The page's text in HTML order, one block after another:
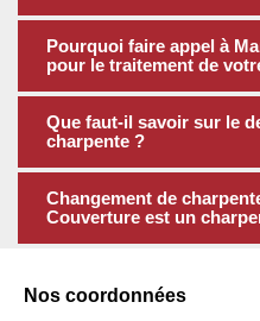
Pourquoi faire appel à
pour le traitement de
Que faut-il savoir sur le
charpente ?
Changement de
Couverture est un
Nos coordonnées